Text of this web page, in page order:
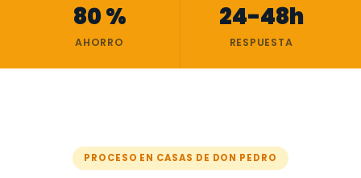
80 %
AHORRO
24-48h
RESPUESTA
PROCESO EN CASAS DE DON PEDRO